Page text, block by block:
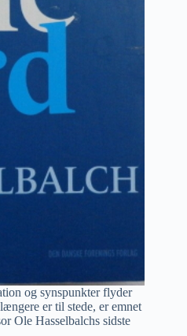
og synspunkter flyder
er til stede, er emnet
Ole Hasselbalchs sidste